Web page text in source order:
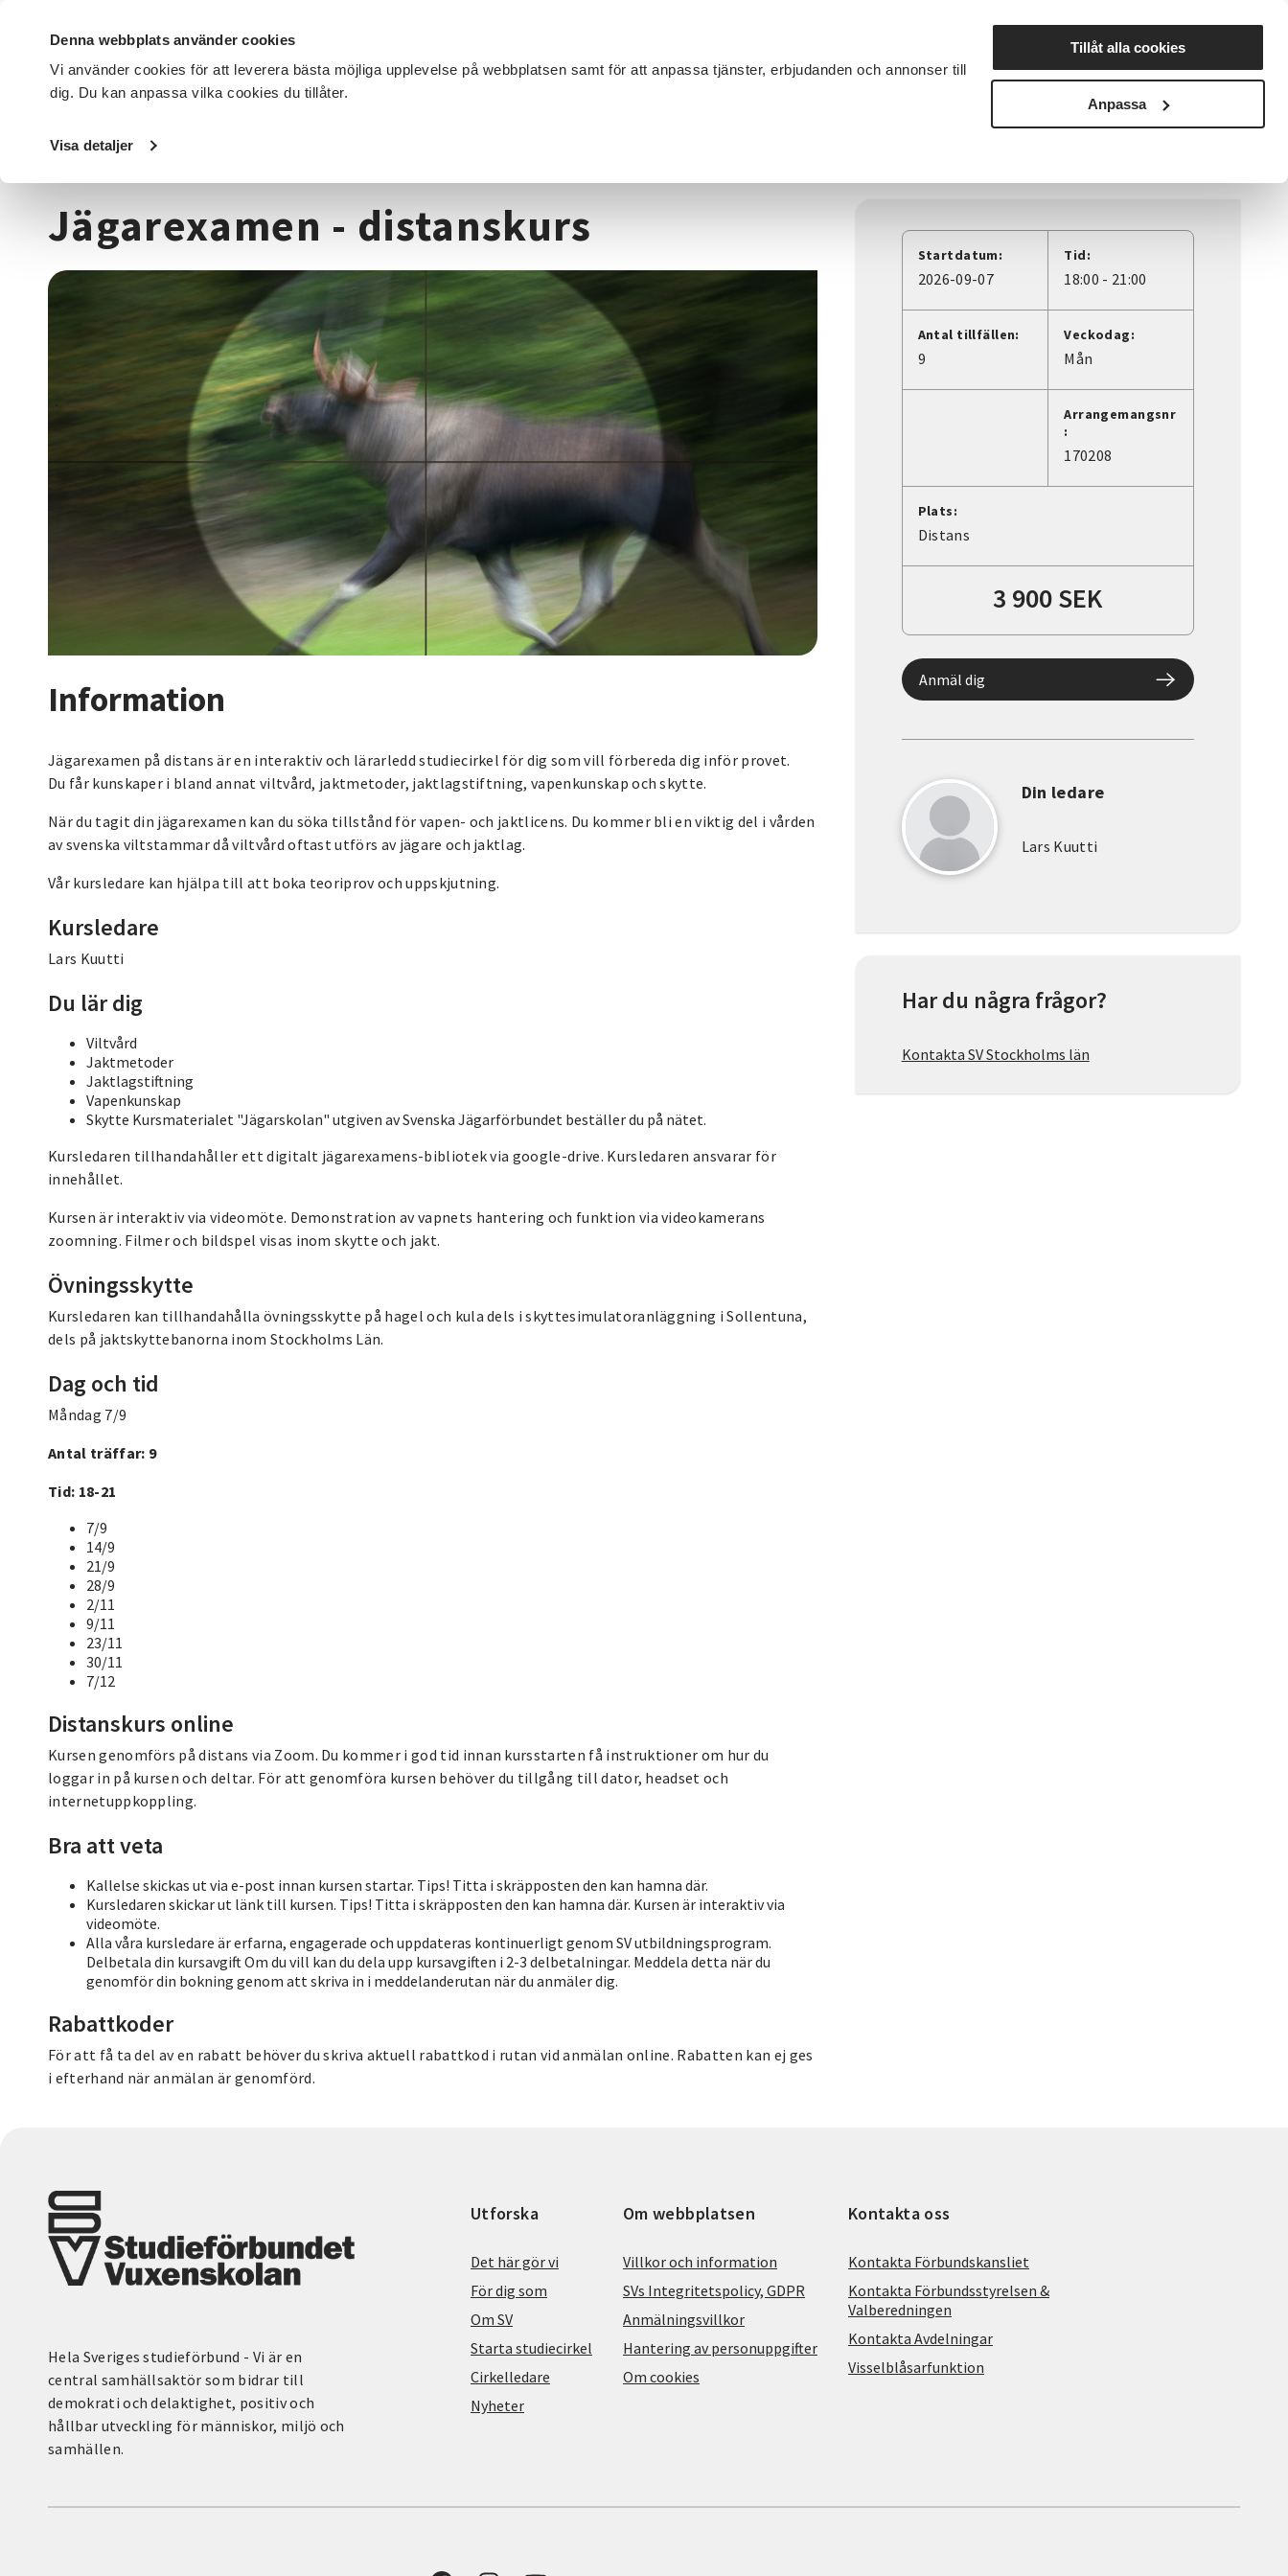
Denna webbplats använder cookies
Vi använder cookies för att leverera bästa möjliga upplevelse på webbplatsen samt för att anpassa tjänster, erbjudanden och annonser till
dig. Du kan anpassa vilka cookies du tillåter.
Visa detaljer
Tillåt alla cookies
Anpassa
DET HÄR GÖR VI FÖR DIG SOM SÖK KURSER OCH EVENEMANG Nyheter Avdelningar
Startsida / Kurser och evenemang
Jägarexamen - distanskurs
Information
Jägarexamen på distans är en interaktiv och lärarledd studiecirkel för dig som vill förbereda dig inför provet.
Du får kunskaper i bland annat viltvård, jaktmetoder, jaktlagstiftning, vapenkunskap och skytte.
När du tagit din jägarexamen kan du söka tillstånd för vapen- och jaktlicens. Du kommer bli en viktig del i vården
av svenska viltstammar då viltvård oftast utförs av jägare och jaktlag.
Vår kursledare kan hjälpa till att boka teoriprov och uppskjutning.
Kursledare
Lars Kuutti
Du lär dig
Viltvård
Jaktmetoder
Jaktlagstiftning
Vapenkunskap
Skytte Kursmaterialet "Jägarskolan" utgiven av Svenska Jägarförbundet beställer du på nätet.
Kursledaren tillhandahåller ett digitalt jägarexamens-bibliotek via google-drive. Kursledaren ansvarar för
innehållet.
Kursen är interaktiv via videomöte. Demonstration av vapnets hantering och funktion via videokamerans
zoomning. Filmer och bildspel visas inom skytte och jakt.
Övningsskytte
Kursledaren kan tillhandahålla övningsskytte på hagel och kula dels i skyttesimulatoranläggning i Sollentuna,
dels på jaktskyttebanorna inom Stockholms Län.
Dag och tid
Måndag 7/9
Antal träffar: 9
Tid: 18-21
7/9
14/9
21/9
28/9
2/11
9/11
23/11
30/11
7/12
Distanskurs online
Kursen genomförs på distans via Zoom. Du kommer i god tid innan kursstarten få instruktioner om hur du
loggar in på kursen och deltar. För att genomföra kursen behöver du tillgång till dator, headset och
internetuppkoppling.
Bra att veta
Kallelse skickas ut via e-post innan kursen startar. Tips! Titta i skräpposten den kan hamna där.
Kursledaren skickar ut länk till kursen. Tips! Titta i skräpposten den kan hamna där. Kursen är interaktiv via
videomöte.
Alla våra kursledare är erfarna, engagerade och uppdateras kontinuerligt genom SV utbildningsprogram.
Delbetala din kursavgift Om du vill kan du dela upp kursavgiften i 2-3 delbetalningar. Meddela detta när du
genomför din bokning genom att skriva in i meddelanderutan när du anmäler dig.
Rabattkoder
För att få ta del av en rabatt behöver du skriva aktuell rabattkod i rutan vid anmälan online. Rabatten kan ej ges
i efterhand när anmälan är genomförd.
Startdatum:
2026-09-07
Tid:
18:00 - 21:00
Antal tillfällen:
9
Veckodag:
Mån
Arrangemangsnr
:
170208
Plats:
Distans
3 900 SEK
Anmäl dig
Din ledare
Lars Kuutti
Har du några frågor?
Kontakta SV Stockholms län
Hela Sveriges studieförbund - Vi är en
central samhällsaktör som bidrar till
demokrati och delaktighet, positiv och
hållbar utveckling för människor, miljö och
samhällen.
Utforska
Det här gör vi
För dig som
Om SV
Starta studiecirkel
Cirkelledare
Nyheter
Om webbplatsen
Villkor och information
SVs Integritetspolicy, GDPR
Anmälningsvillkor
Hantering av personuppgifter
Om cookies
Kontakta oss
Kontakta Förbundskansliet
Kontakta Förbundsstyrelsen &
Valberedningen
Kontakta Avdelningar
Visselblåsarfunktion